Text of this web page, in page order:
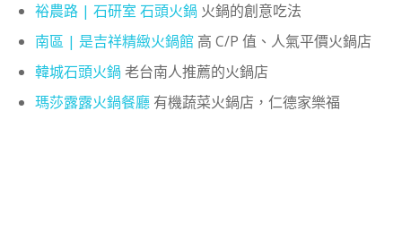
裕農路 | 石研室 石頭火鍋 火鍋的創意吃法
南區 | 是吉祥精緻火鍋館高 C/P 值、人氣平價火鍋店
韓城石頭火鍋 老台南人推薦的火鍋店
瑪莎露露火鍋餐廳有機蔬菜火鍋店，仁德家樂福